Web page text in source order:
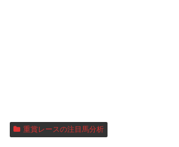
重賞レースの注目馬分析